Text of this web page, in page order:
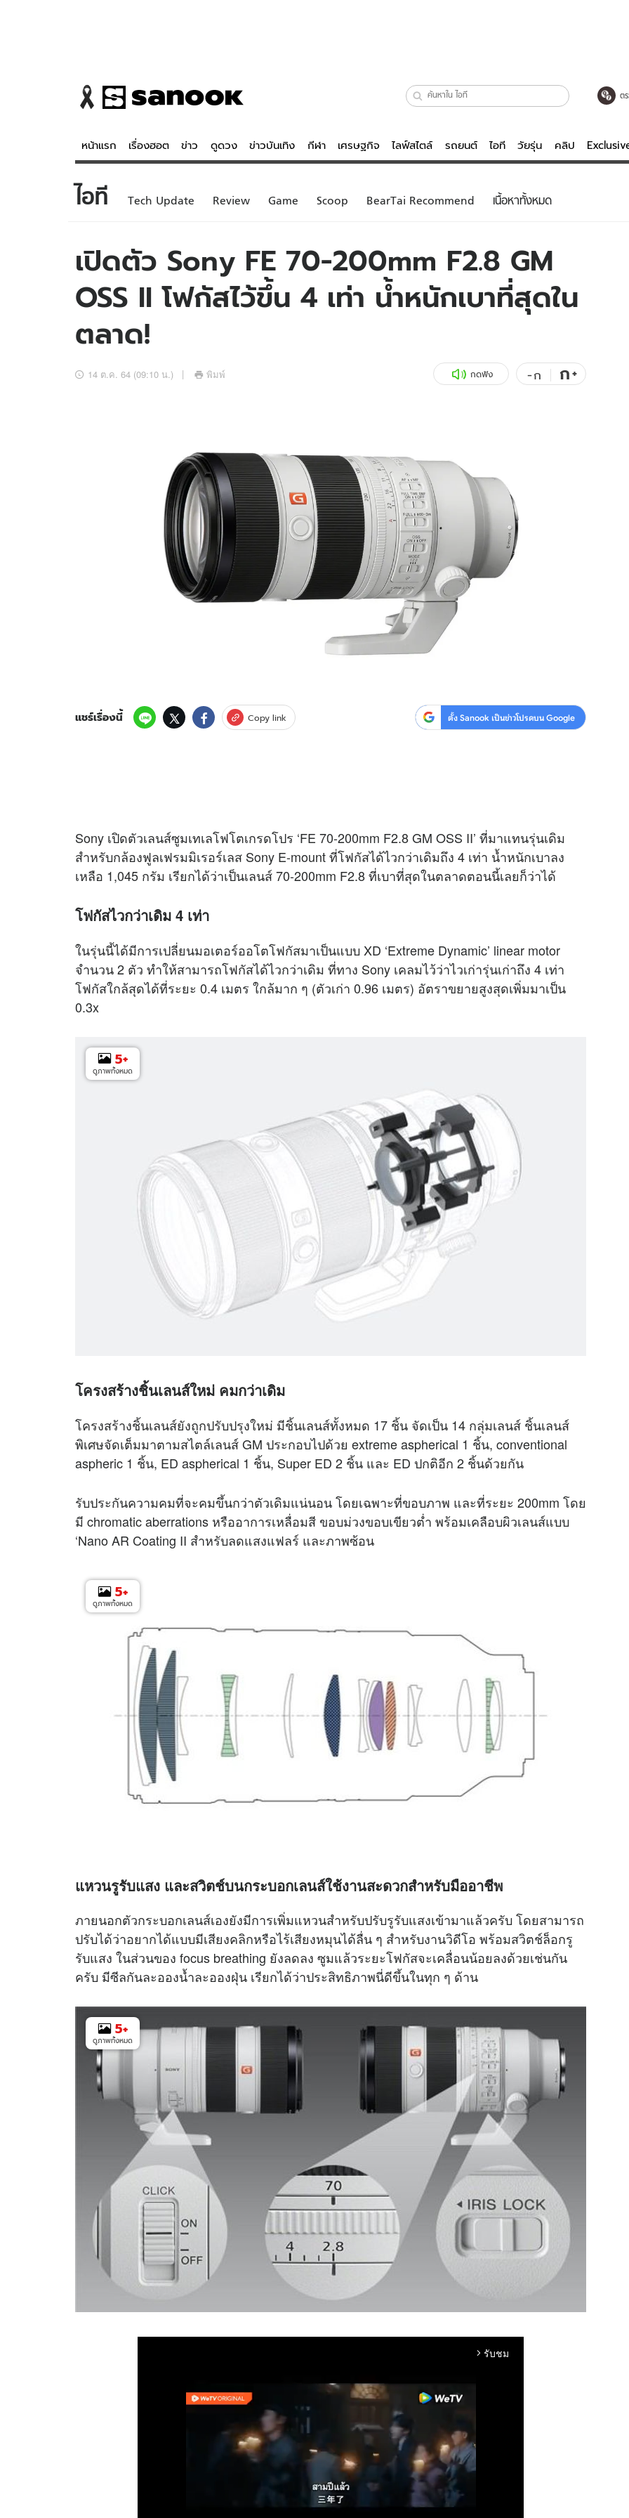
ต
หน้าแรก เรื่องฮอต ข่าว ดูดวง ข่าวบันเทิง กีฬา เศรษฐกิจ ไลฟ์สไตล์ รถยนต์ ไอที วัยรุ่น คลิป
ข่าว
ข่าวบันเทิง
ข่าวกีฬา
ข่าวเศรษฐกิจ
อัปเดตจีน
ดูดวง - ตรวจหวย
สถิติหวยไทย
หวยลาว
ไลฟ์สไตล์
วัยรุ่น
ไอที
รถยนต์
เที่ยว-กิน
Tasteful Thailand
คลิป
WeTV
Exclusive
ดาวน์โหลดสนุกแอปฟรี ติดตามสนุกโซเชียลได้ที่
บริษัท อิมเมจ ฟิวเจอร์ (ประเทศไทย) จำกัด
ไอที Tech Update Review Game Scoop BearTai Recommend เนื้อหาทั้งหมด
เปิดตัว Sony FE 70-200mm F2.8 GM
OSS II โฟกัสไว้ขึ้น 4 เท่า น้ำหนักเบาที่สุดใน
ตลาด!
14 ต.ค. 64 (09:10 น.) พิมพ์ กดฟัง -ก ก+
แชร์เรื่องนี้ Copy link ตั้ง Sanook เป็นข่าวโปรดบน Google
Sony เปิดตัวเลนส์ซูมเทเลโฟโตเกรดโปร ‘FE 70-200mm F2.8 GM OSS II’ ที่มาแทนรุ่นเดิม
สำหรับกล้องฟูลเฟรมมิเรอร์เลส Sony E-mount ที่โฟกัสได้ไวกว่าเดิมถึง 4 เท่า น้ำหนักเบาลง
เหลือ 1,045 กรัม เรียกได้ว่าเป็นเลนส์ 70-200mm F2.8 ที่เบาที่สุดในตลาดตอนนี้เลยก็ว่าได้
โฟกัสไวกว่าเดิม 4 เท่า
ในรุ่นนี้ได้มีการเปลี่ยนมอเตอร์ออโตโฟกัสมาเป็นแบบ XD ‘Extreme Dynamic’ linear motor
จำนวน 2 ตัว ทำให้สามารถโฟกัสได้ไวกว่าเดิม ที่ทาง Sony เคลมไว้ว่าไวเก่ารุ่นเก่าถึง 4 เท่า
โฟกัสใกล้สุดได้ที่ระยะ 0.4 เมตร ใกล้มาก ๆ (ตัวเก่า 0.96 เมตร) อัตราขยายสูงสุดเพิ่มมาเป็น
0.3x
5+
ดูภาพทั้งหมด
โครงสร้างชิ้นเลนส์ใหม่ คมกว่าเดิม
โครงสร้างชิ้นเลนส์ยังถูกปรับปรุงใหม่ มีชิ้นเลนส์ทั้งหมด 17 ชิ้น จัดเป็น 14 กลุ่มเลนส์ ชิ้นเลนส์
พิเศษจัดเต็มมาตามสไตล์เลนส์ GM ประกอบไปด้วย extreme aspherical 1 ชิ้น, conventional
aspheric 1 ชิ้น, ED aspherical 1 ชิ้น, Super ED 2 ชิ้น และ ED ปกติอีก 2 ชิ้นด้วยกัน
รับประกันความคมที่จะคมขึ้นกว่าตัวเดิมแน่นอน โดยเฉพาะที่ขอบภาพ และที่ระยะ 200mm โดย
มี chromatic aberrations หรืออาการเหลื่อมสี ขอบม่วงขอบเขียวต่ำ พร้อมเคลือบผิวเลนส์แบบ
‘Nano AR Coating II สำหรับลดแสงแฟลร์ และภาพซ้อน
5+
ดูภาพทั้งหมด
แหวนรูรับแสง และสวิตช์บนกระบอกเลนส์ใช้งานสะดวกสำหรับมืออาชีพ
ภายนอกตัวกระบอกเลนส์เองยังมีการเพิ่มแหวนสำหรับปรับรูรับแสงเข้ามาแล้วครับ โดยสามารถ
ปรับได้ว่าอยากได้แบบมีเสียงคลิกหรือไร้เสียงหมุนได้ลื่น ๆ สำหรับงานวิดีโอ พร้อมสวิตช์ล็อกรู
รับแสง ในส่วนของ focus breathing ยังลดลง ซูมแล้วระยะโฟกัสจะเคลื่อนน้อยลงด้วยเช่นกัน
ครับ มีซีลกันละอองน้ำละอองฝุ่น เรียกได้ว่าประสิทธิภาพนี่ดีขึ้นในทุก ๆ ด้าน
5+
ดูภาพทั้งหมด
arrow_forward_ios รับชม